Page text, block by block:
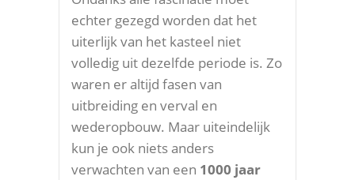
echter gezegd worden dat het
uiterlijk van het kasteel niet
volledig uit dezelfde periode is. Zo
waren er altijd fasen van
uitbreiding en verval en
wederopbouw. Maar uiteindelijk
kun je ook niets anders
verwachten van een 1000 jaar